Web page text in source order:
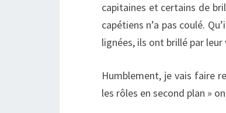
capitaines et certains de
capétiens n’a pas coulé.
lignées, ils ont brillé par
Humblement, je vais faire
les rôles en second plan »